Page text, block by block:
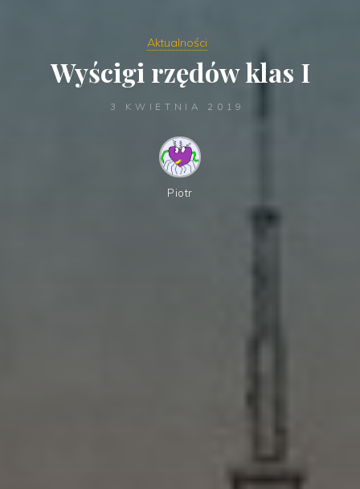
Aktualności
Wyścigi rzędów klas I
3 KWIETNIA 2019
Piotr